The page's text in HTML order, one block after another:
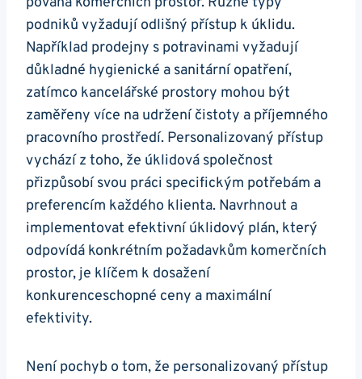
podniků vyžadují odlišný přístup k úklidu.
Například prodejny s potravinami vyžadují
důkladné hygienické a sanitární opatření,
zatímco kancelářské prostory mohou být
zaměřeny více na udržení čistoty a příjemného
pracovního prostředí. Personalizovaný přístup
vychází z toho, že úklidová společnost
přizpůsobí svou práci specifickým potřebám a
preferencím každého klienta. Navrhnout a
implementovat efektivní úklidový plán, který
odpovídá konkrétním požadavkům komerčních
prostor, je klíčem k dosažení
konkurenceschopné ceny a maximální
efektivity.
Není pochyb o tom, že personalizovaný přístup